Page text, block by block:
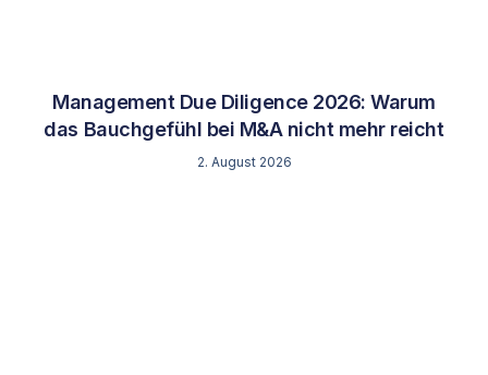
Management Due Diligence 2026: Warum
das Bauchgefühl bei M&A nicht mehr reicht
2. August 2026